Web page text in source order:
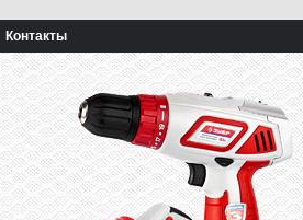
Контакты